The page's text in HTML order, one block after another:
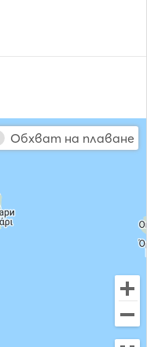
hours), you will be
Обхват на плаване